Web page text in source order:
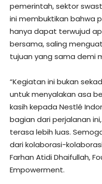
pemerintah, sektor
ini membuktikan bahwa
hanya dapat terwujud
bersama, saling
tujuan yang sama demi
“Kegiatan ini bukan
untuk menyalakan asa
kasih kepada Nestlé
bagian dari perjalanan
terasa lebih luas.
dari kolaborasi-
Farhan Atidi Dhaifullah,
Empowerment.